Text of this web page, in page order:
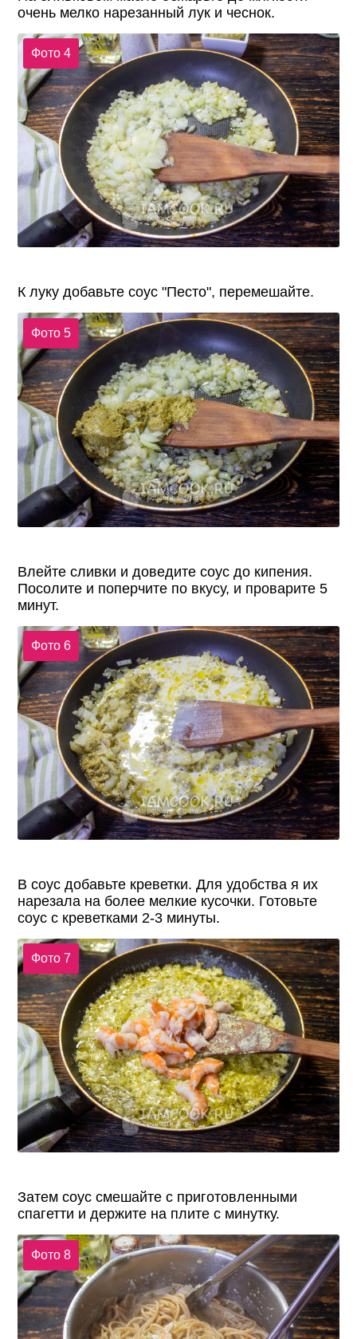
очень мелко нарезанный лук и чеснок.
Фото 4
К луку добавьте соус "Песто", перемешайте.
Фото 5
Влейте сливки и доведите соус до кипения.
Посолите и поперчите по вкусу, и проварите 5
минут.
Фото 6
В соус добавьте креветки. Для удобства я их
нарезала на более мелкие кусочки. Готовьте
соус с креветками 2-3 минуты.
Фото 7
Затем соус смешайте с приготовленными
спагетти и держите на плите с минутку.
Фото 8